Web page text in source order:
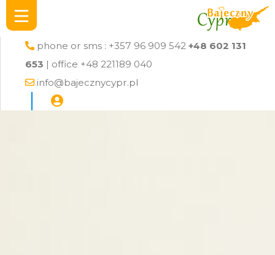
phone or sms : +357 96 909 542 +48 602 131
653 | office +48 221189 040
info@bajecznycypr.pl